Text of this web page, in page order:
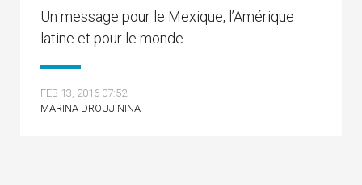
Un message pour le Mexique, l’Amérique
latine et pour le monde
FEB 13, 2016 07:52
MARINA DROUJININA